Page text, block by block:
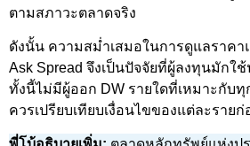
ตามสภาวะตลาดจริง
ดังนั้น ความสม่ำเสมอในการดูแลราค
Ask Spread จึงเป็นปัจจัยที่ผู้ลงทุนมักใ
ทั้งนี้ไม่มีผู้ออก DW รายใดที่เหมาะกับ
ควรเปรียบเทียบเงื่อนไขของแต่ละราย